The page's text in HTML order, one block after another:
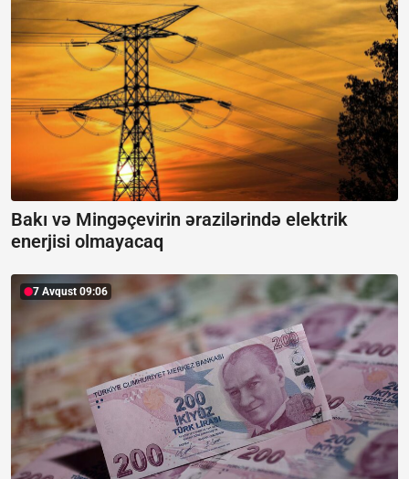
Bakı və Mingəçevirin ərazilərində elektrik
enerjisi olmayacaq
7 Avqust 09:06